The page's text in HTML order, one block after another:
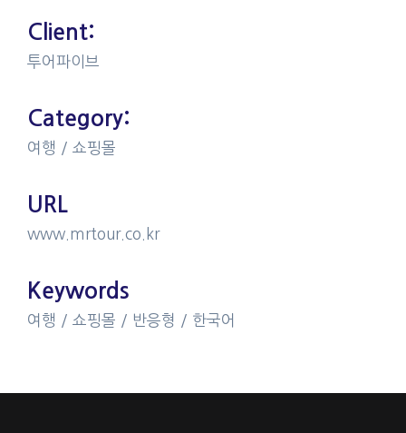
Client:
투어파이브
Category:
여행 / 쇼핑몰
URL​
www.mrtour.co.kr
Keywords
여행 / 쇼핑몰 / 반응형 / 한국어